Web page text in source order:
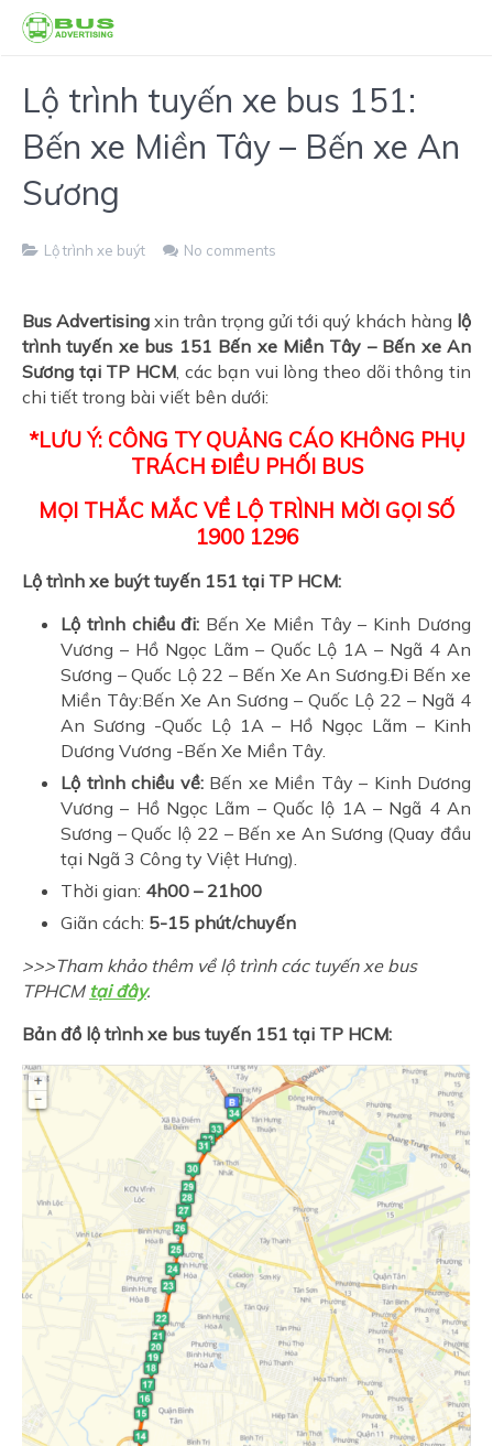
Lộ trình tuyến xe bus 151:
Bến xe Miền Tây – Bến xe An
Sương
Lộ trình xe buýt No comments
Bus Advertising xin trân trọng gửi tới quý khách hàng lộ
trình tuyến xe bus 151 Bến xe Miền Tây – Bến xe An
Sương tại TP HCM, các bạn vui lòng theo dõi thông tin
chi tiết trong bài viết bên dưới:
*LƯU Ý: CÔNG TY QUẢNG CÁO KHÔNG PHỤ
TRÁCH ĐIỀU PHỐI BUS
MỌI THẮC MẮC VỀ LỘ TRÌNH MỜI GỌI SỐ
1900 1296
Lộ trình xe buýt tuyến 151 tại TP HCM:
Lộ trình chiều đi: Bến Xe Miền Tây – Kinh Dương
Vương – Hồ Ngọc Lãm – Quốc Lộ 1A – Ngã 4 An
Sương – Quốc Lộ 22 – Bến Xe An Sương.Đi Bến xe
Miền Tây:Bến Xe An Sương – Quốc Lộ 22 – Ngã 4
An Sương -Quốc Lộ 1A – Hồ Ngọc Lãm – Kinh
Dương Vương -Bến Xe Miền Tây.
Lộ trình chiều về: Bến xe Miền Tây – Kinh Dương
Vương – Hồ Ngọc Lãm – Quốc lộ 1A – Ngã 4 An
Sương – Quốc lộ 22 – Bến xe An Sương (Quay đầu
tại Ngã 3 Công ty Việt Hưng).
Thời gian: 4h00 – 21h00
Giãn cách: 5-15 phút/chuyến
>>>Tham khảo thêm về lộ trình các tuyến xe bus
TPHCM tại đây.
Bản đồ lộ trình xe bus tuyến 151 tại TP HCM: